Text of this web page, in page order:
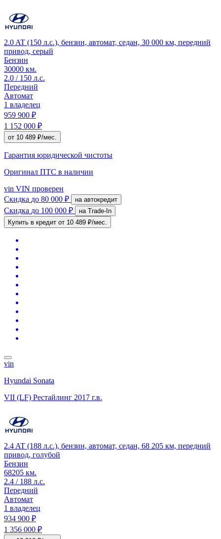
2.0 AT (150 л.с.), бензин, автомат, седан, 30 000 км, передний
привод, серый
Бензин
30000 км.
2.0 / 150 л.с.
Передний
Автомат
1 владелец
959 900 ₽
1 152 000 ₽
от 10 489 ₽/мес.
Гарантия юридической чистоты
Оригинал ПТС в наличии
vin VIN проверен
Скидка до 80 000 ₽ на автокредит
Скидка до 100 000 ₽
на Trade-In
Купить в кредит от 10 489 ₽/мес.
vin
Hyundai Sonata
VII (LF) Рестайлинг 2017 г.в.
2.4 AT (188 л.с.), бензин, автомат, седан, 68 205 км, передний
привод, голубой
Бензин
68205 км.
2.4 / 188 л.с.
Передний
Автомат
1 владелец
934 900 ₽
1 356 000 ₽